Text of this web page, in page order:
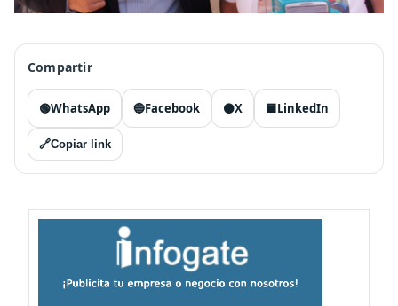
Compartir
🟢WhatsApp 🔵Facebook ⚫X 🟦LinkedIn
🔗Copiar link